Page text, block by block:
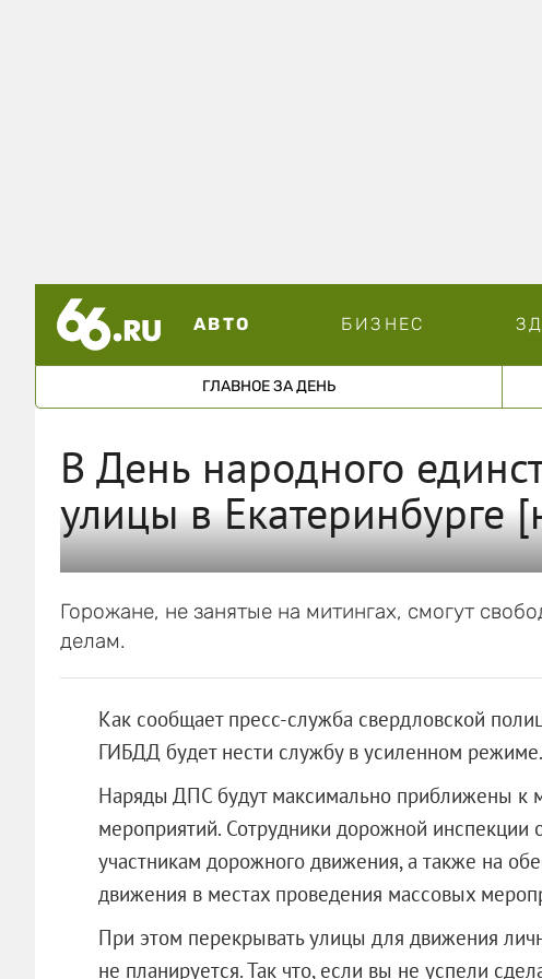
АВТО БИЗНЕС
ГЛАВНОЕ ЗА ДЕНЬ
В День народного
улицы в Екатеринбурге
Горожане, не занятые на митингах, смогут
делам.
Как сообщает пресс-служба свердловской
ГИБДД будет нести службу в усиленном режиме.
Наряды ДПС будут максимально приближены к
мероприятий. Сотрудники дорожной
участникам дорожного движения, а также на
движения в местах проведения массовых
При этом перекрывать улицы для движения
не планируется. Так что, если вы не успели